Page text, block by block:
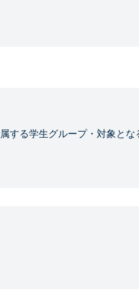
する学生グループ・対象と